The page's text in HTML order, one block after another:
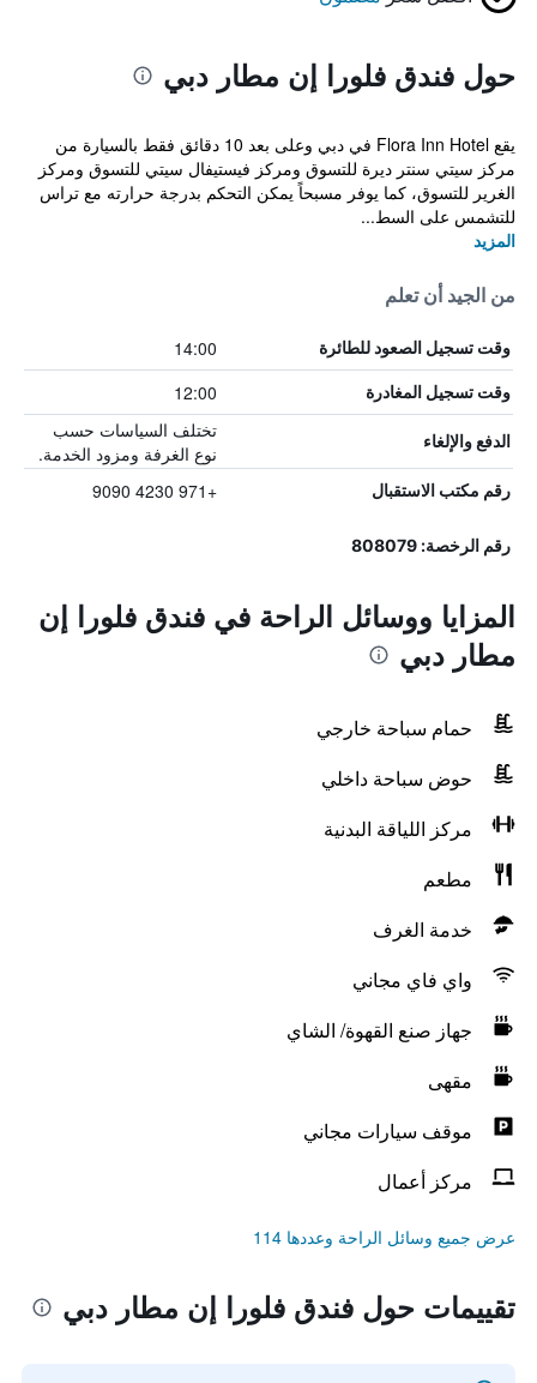
حول فندق فلورا إن مطار دبي
يقع Flora Inn Hotel في دبي وعلى بعد 10 دقائق فقط بالسيارة من
مركز سيتي سنتر ديرة للتسوق ومركز فيستيفال سيتي للتسوق ومركز
الغرير للتسوق، كما يوفر مسبحاً يمكن التحكم بدرجة حرارته مع تراس
للتشمس على السط...
المزيد
من الجيد أن تعلم
وقت تسجيل الصعود للطائرة 14:00
وقت تسجيل المغادرة 12:00
الدفع والإلغاء
تختلف السياسات حسب
نوع الغرفة ومزود الخدمة.
رقم مكتب الاستقبال +971 4230 9090
رقم الرخصة: 808079
المزايا ووسائل الراحة في فندق فلورا إن
مطار دبي
حمام سباحة خارجي
حوض سباحة داخلي
مركز اللياقة البدنية
مطعم
خدمة الغرف
واي فاي مجاني
جهاز صنع القهوة/ الشاي
مقهى
موقف سيارات مجاني
مركز أعمال
عرض جميع وسائل الراحة وعددها 114
تقييمات حول فندق فلورا إن مطار دبي